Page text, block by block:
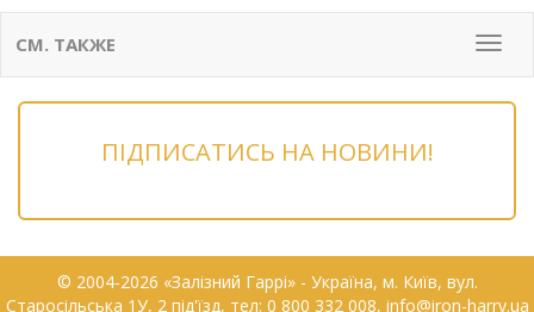
Меню
СМ. ТАКЖЕ
ПІДПИСАТИСЬ НА НОВИНИ!
© 2004-2026 «Залізний Гаррі» - Українa, м. Київ, вул.
Старосільська 1У, 2 під'їзд, тел: 0 800 332 008, info@iron-harry.ua